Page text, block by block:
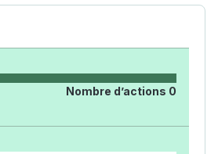
Nombre d’actions 0